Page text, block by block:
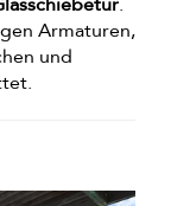
Armaturen,
und